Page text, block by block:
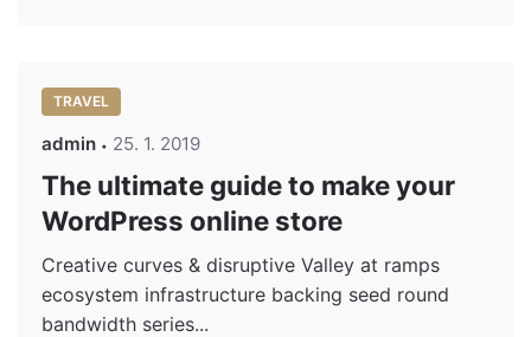
TRAVEL
admin 25. 1. 2019
The ultimate guide to make your
WordPress online store
Creative curves & disruptive Valley at ramps
ecosystem infrastructure backing seed round
bandwidth series...